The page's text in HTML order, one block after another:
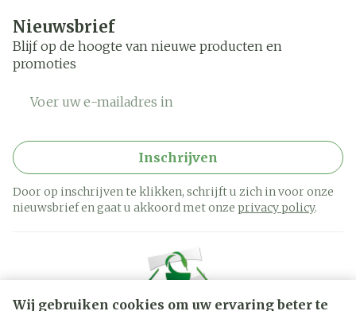
Wij gebruiken cookies om uw ervaring beter te
Nieuwsbrief
Blijf op de hoogte van nieuwe producten en
promoties
Inschrijven
Door op inschrijven te klikken, schrijft u zich in voor onze
nieuwsbrief en gaat u akkoord met onze privacy policy.